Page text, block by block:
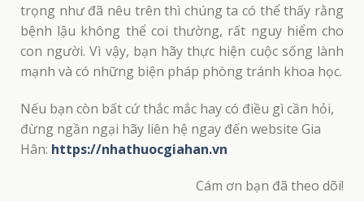
trọng như đã nêu trên thì chúng ta có thể thấy rằng
bệnh lậu không thể coi thường, rất nguy hiểm cho
con người. Vì vậy, bạn hãy thực hiện cuộc sống lành
mạnh và có những biện pháp phòng tránh khoa học.
Nếu bạn còn bất cứ thắc mắc hay có điều gì cần hỏi,
đừng ngần ngại hãy liên hệ ngay đến website Gia
Hân: https://nhathuocgiahan.vn
Cám ơn bạn đã theo dõi!